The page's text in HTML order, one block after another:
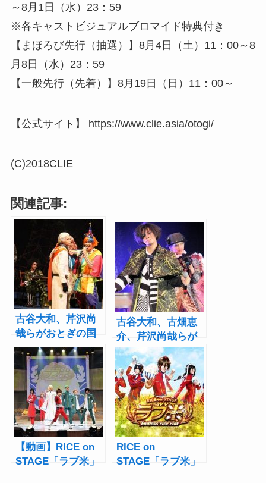
～8月1日（水）23：59
※各キャストビジュアルブロマイド特典付き
【まほろび先行（抽選）】8月4日（土）11：00～8
月8日（水）23：59
【一般先行（先着）】8月19日（日）11：00～
【公式サイト】 https://www.clie.asia/otogi/
(C)2018CLIE
関連記事:
古谷大和、芹沢尚
哉らがおとぎの国
の住人をジャッジ
メント！『おとぎ
裁判』第2審開幕
古谷大和、古畑恵
介、芹沢尚哉らが
ジャッジメント！
『おとぎ裁判』開
幕
【動画】RICE on
STAGE「ラブ米」
RICE on
STAGE「ラブ米」